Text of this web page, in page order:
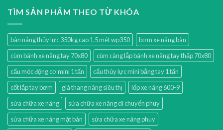
TÌM SẢN PHẨM THEO TỪ KHÓA
bàn nâng thủy lực 350kg cao 1.5 mét wp350
bơm xe nâng bàn
cùm bánh xe nâng tay 70x80
cùm càng lắp bánh xe nâng tay thấp 70x80
cẩu móc động cơ mini 1 tấn
cẩu thủy lực mini bằng tay 1 tấn
cốt lắp tay bơm
giá thang nâng siêu thị
lốp xe nâng 600-9
sửa chữa xe nâng
sửa chữa xe nâng di chuyển phuy
sửa chữa xe nâng mặt bàn
sửa chữa xe nâng phuy